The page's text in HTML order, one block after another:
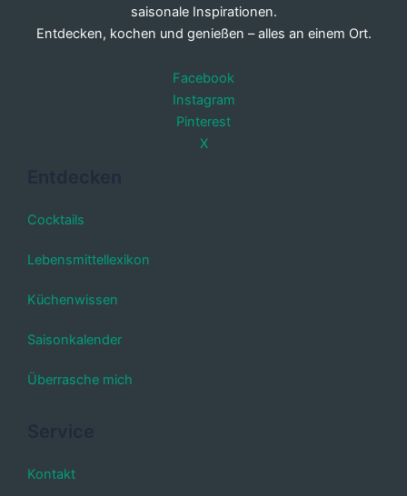
saisonale Inspirationen.
Entdecken, kochen und genießen – alles an einem Ort.
Facebook
Instagram
Pinterest
X
Cocktails
Lebensmittellexikon
Küchenwissen
Saisonkalender
Überrasche mich
Kontakt